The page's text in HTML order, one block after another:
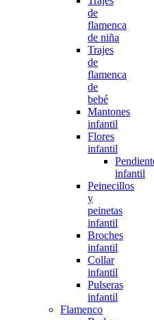
de
flamenca
de niña
Trajes
de
flamenca
de
bebé
Mantones
infantil
Flores
infantil
infantil
Peinecillos
y
peinetas
infantil
Broches
infantil
Collar
infantil
Pulseras
infantil
Flamenco